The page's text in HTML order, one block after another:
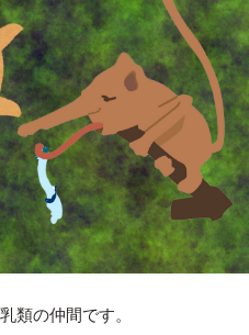
類の仲間です。